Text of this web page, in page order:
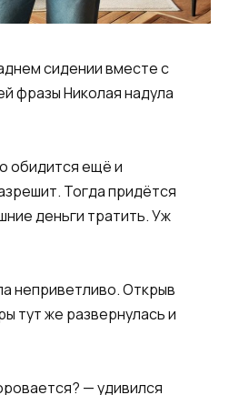
сидении вместе с
фразы Николая надула
обидится ещё и
Тогда придётся
деньги тратить. Уж
неприветливо. Открыв
тут же развернулась и
— удивился